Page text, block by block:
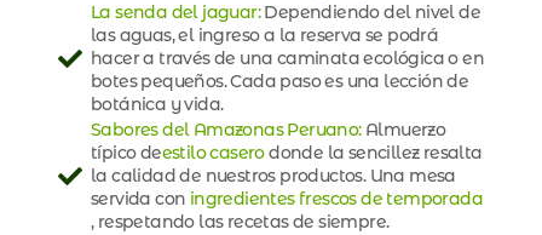
La senda del jaguar:Dependiendo del nivel de
las aguas, el ingreso a la reserva se podrá
hacer a través de una caminata ecológica o en
botes pequeños. Cada paso es una lección de
botánica y vida.
Sabores del Amazonas Peruano:Almuerzo
típico deestilo caserodonde la sencillez resalta
la calidad de nuestros productos. Una mesa
servida con ingredientes frescos de temporada
, respetando las recetas de siempre.